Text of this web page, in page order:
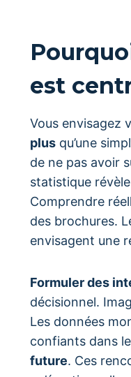
est
Vous envisagez
plus qu’une
de ne pas avoir
statistique
Comprendre
des brochures.
envisagent une
Formuler des
décisionnel.
Les données
confiants dans
future. Ces